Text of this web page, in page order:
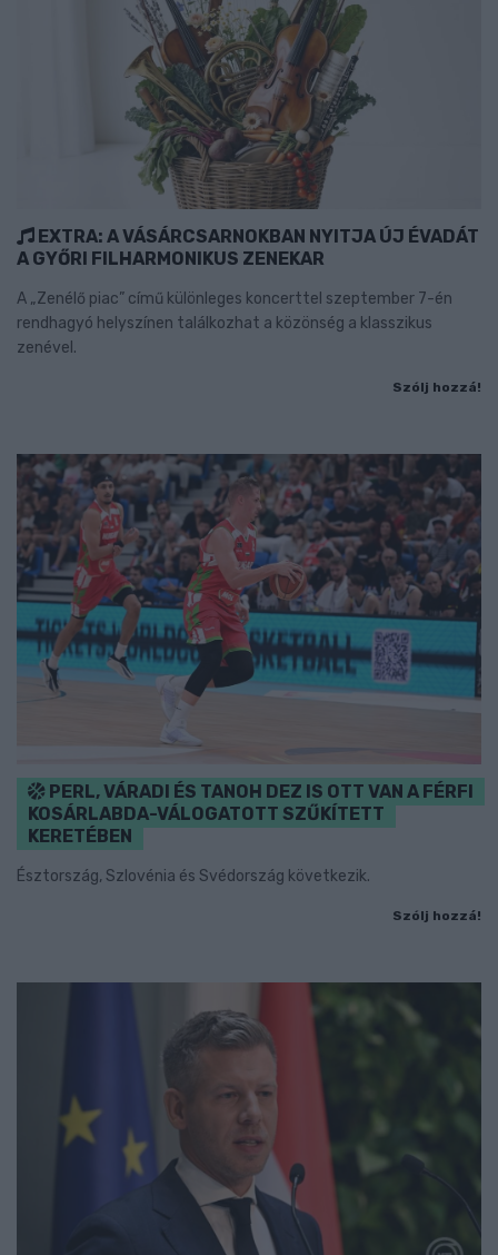
EXTRA: A VÁSÁRCSARNOKBAN NYITJA ÚJ ÉVADÁT
A GYŐRI FILHARMONIKUS ZENEKAR
A „Zenélő piac” című különleges koncerttel szeptember 7-én
rendhagyó helyszínen találkozhat a közönség a klasszikus
zenével.
Szólj hozzá!
PERL, VÁRADI ÉS TANOH DEZ IS OTT VAN A FÉRFI
KOSÁRLABDA-VÁLOGATOTT SZŰKÍTETT
KERETÉBEN
Észtország, Szlovénia és Svédország következik.
Szólj hozzá!